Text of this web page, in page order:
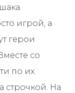
игрой, а
герои
со
по их
строчкой. На